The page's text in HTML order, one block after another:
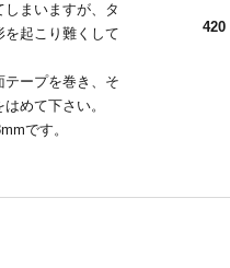
まいますが、タ
起こり難くして
テープを巻き、そ
めて下さい。
です。
420